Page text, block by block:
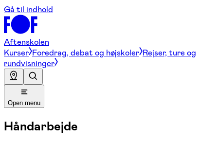
Gå til indhold
Aftenskolen
Kurser Foredrag, debat og højskoler Rejser, ture og
rundvisninger
Open menu
Håndarbejde